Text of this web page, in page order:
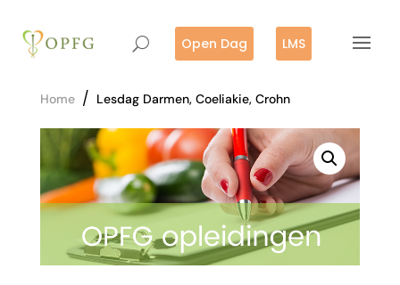
Open Dag LMS
Home / Lesdag Darmen, Coeliakie, Crohn